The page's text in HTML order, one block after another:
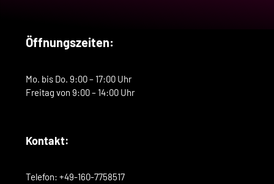
Öffnungszeiten:
Mo. bis Do. 9:00 – 17:00 Uhr
Freitag von 9:00 – 14:00 Uhr
Kontakt:
Telefon: +49-160-7758517